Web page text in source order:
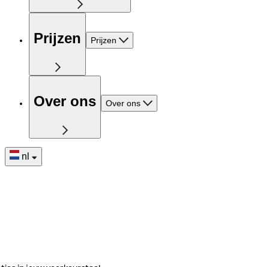
Prijzen Prijzen
Over ons Over ons
nl